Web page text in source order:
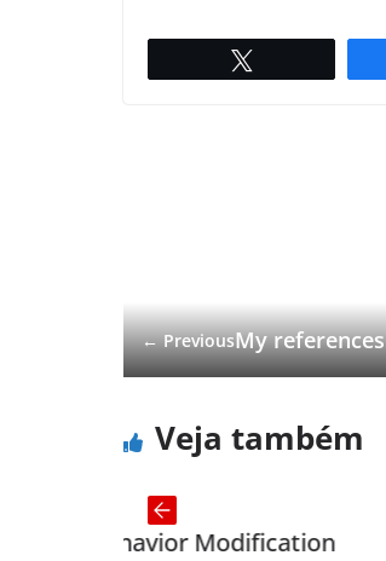
← PreviousMy references
Veja também
Modification